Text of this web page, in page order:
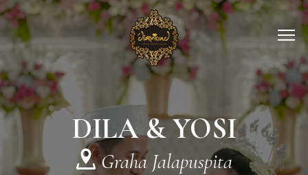
DILA & YOSI
Graha Jalapuspita